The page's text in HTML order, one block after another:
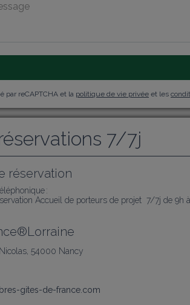
par reCAPTCHA et la politique de vie privée et les
7/7j
réservation
:
Accueil de porteurs de projet  7/7j de 9h
54000 Nancy
gites-de-france.com